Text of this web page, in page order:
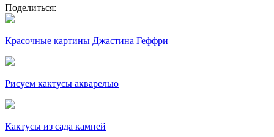
Поделиться:
Красочные картины Джастина Геффри
Рисуем кактусы акварелью
Кактусы из сада камней